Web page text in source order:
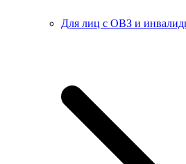
Для лиц с ОВЗ и